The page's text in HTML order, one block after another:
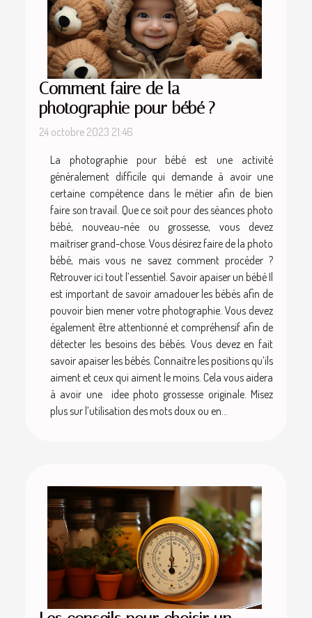
Comment faire de la
photographie pour bébé ?
24 octobre 2023 21:46
La photographie pour bébé est une activité
généralement difficile qui demande à avoir une
certaine compétence dans le métier afin de bien
faire son travail. Que ce soit pour des séances photo
bébé, nouveau-née ou grossesse, vous devez
maitriser grand-chose. Vous désirez faire de la photo
bébé, mais vous ne savez comment procéder ?
Retrouver ici tout l’essentiel. Savoir apaiser un bébé Il
est important de savoir amadouer les bébés afin de
pouvoir bien mener votre photographie. Vous devez
également être attentionné et compréhensif afin de
détecter les besoins des bébés. Vous devez en fait
savoir apaiser les bébés. Connaitre les positions qu’ils
aiment et ceux qui aiment le moins. Cela vous aidera
à avoir une idee photo grossesse originale. Misez
plus sur l’utilisation des mots doux ou en...